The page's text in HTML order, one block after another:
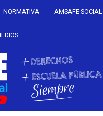
NORMATIVA AMSAFE SOCIAL